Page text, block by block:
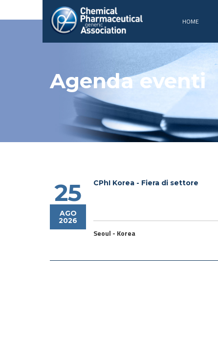
HOME
Agenda eventi
25
AGO
2026
CPhI Korea - Fiera di settore
Seoul - Korea